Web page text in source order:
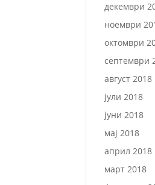
декември
ноември
октомври
септември
август 2018
јули 2018
јуни 2018
мај 2018
април 2018
март 2018